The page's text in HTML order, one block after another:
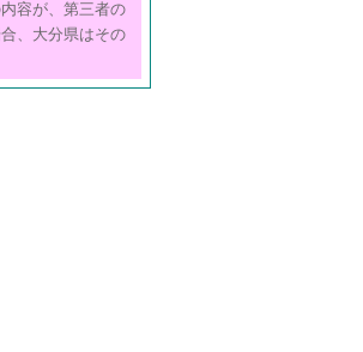
容が、第三者の
、大分県はその